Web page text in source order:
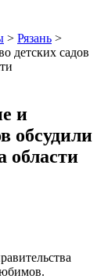
> Рязань >
детских садов
и
обсудили
области